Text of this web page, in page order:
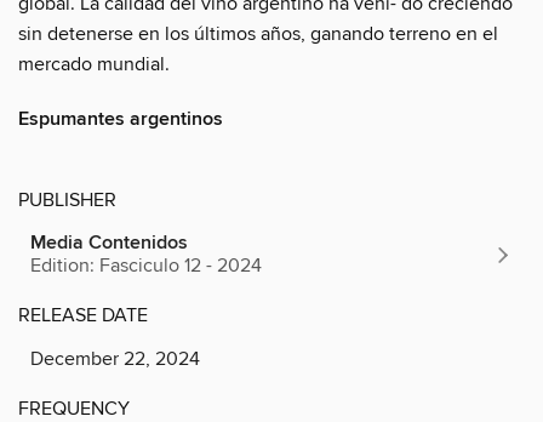
sin detenerse en los últimos años, ganando terreno en el
mercado mundial.
Espumantes argentinos
PUBLISHER
Media Contenidos
Edition: Fasciculo 12 - 2024
RELEASE DATE
December 22, 2024
FREQUENCY